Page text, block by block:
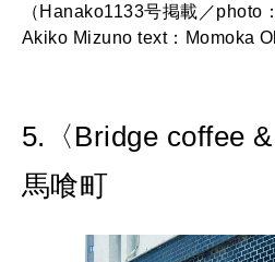
（Hanako1133号掲載／photo
Akiko Mizuno text：Momoka
5.〈Bridge coffee
馬喰町